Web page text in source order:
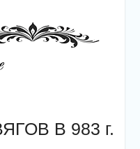
В 983 г.